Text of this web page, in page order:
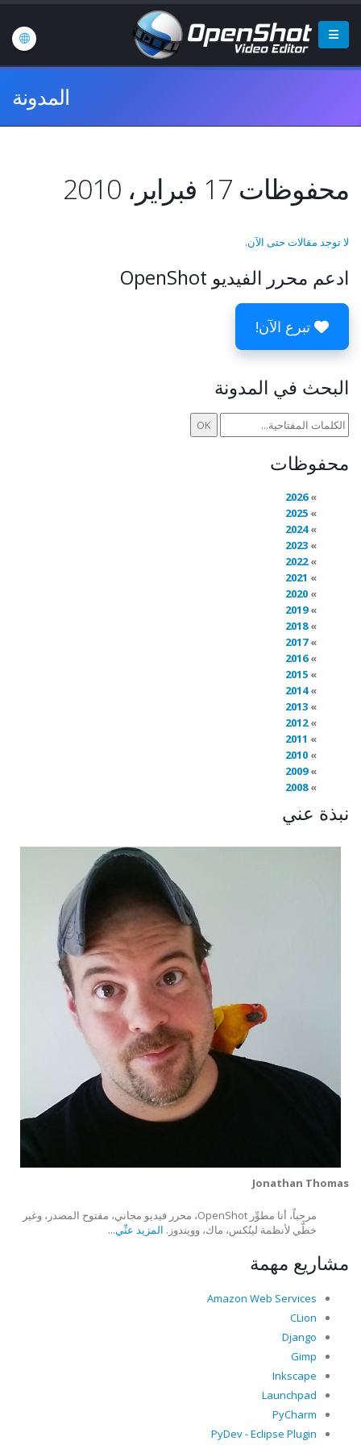
المدونة
محفوظات 17 فبراير، 2010
لا توجد مقالات حتى الآن.
ادعم محرر الفيديو OpenShot
تبرع الآن!
البحث في المدونة
محفوظات
2026
2025
2024
2023
2022
2021
2020
2019
2018
2017
2016
2015
2014
2013
2012
2011
2010
2009
2008
نبذة عني
Jonathan Thomas
مرحباً، أنا مطوِّر OpenShot، محرر فيديو مجاني، مفتوح المصدر، وغير
خطَّي لأنظمة لينُكس، ماك، وويندوز. المزيد عنِّي...
مشاريع مهمة
Amazon Web Services
CLion
Django
Gimp
Inkscape
Launchpad
PyCharm
PyDev - Eclipse Plugin